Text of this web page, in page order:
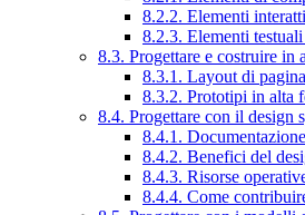
8.2.2. Elementi
8.2.3. Elementi
8.3. Progettare e costruire in
8.3.1. Layout di pagina
8.3.2. Prototipi in alta
8.4. Progettare con il design
8.4.1. Documentazione
8.4.2. Benefici del
8.4.3. Risorse
8.4.4. Come